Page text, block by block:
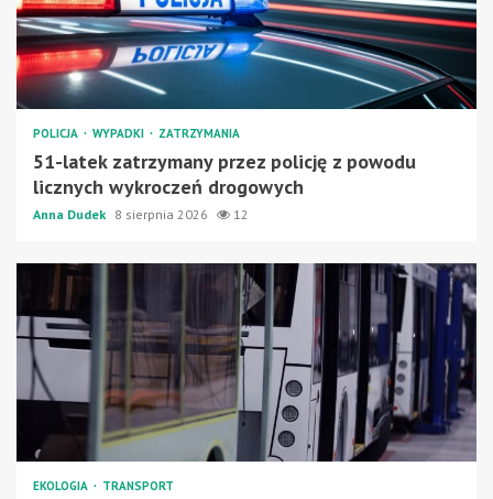
POLICJA WYPADKI ZATRZYMANIA
51-latek zatrzymany przez policję z powodu
licznych wykroczeń drogowych
Anna Dudek 8 sierpnia 2026 12
EKOLOGIA TRANSPORT